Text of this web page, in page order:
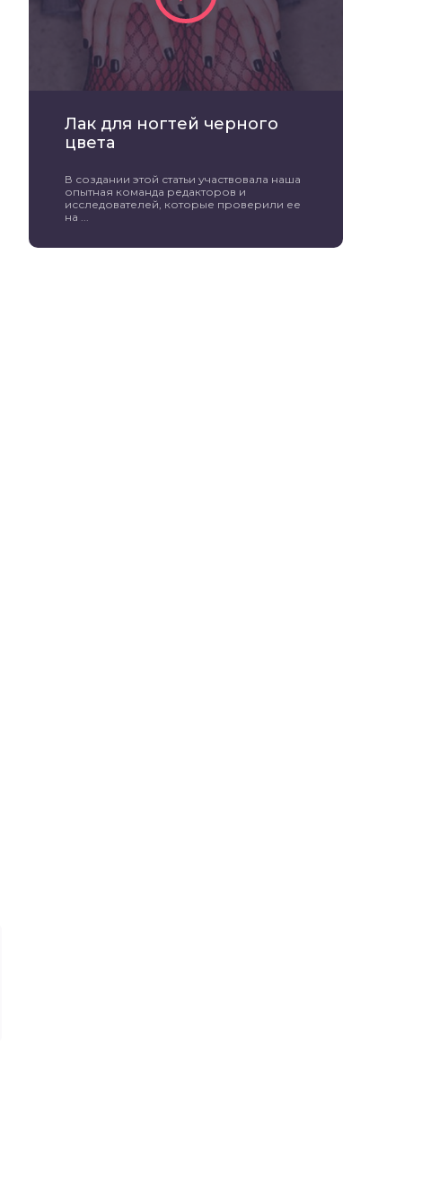
Лак для ногтей черного
цвета
В создании этой статьи участвовала наша
опытная команда редакторов и
исследователей, которые проверили ее
на ...